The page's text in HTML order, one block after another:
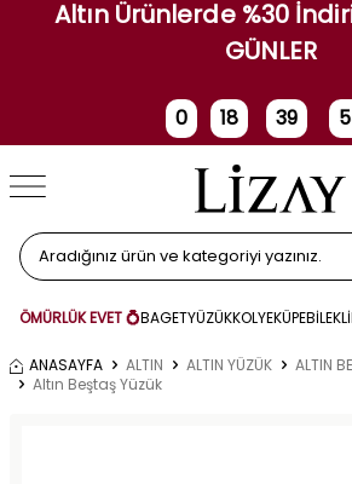
Altın Ürünlerde %30
GÜNLER
0
Gün
18
Saat
39
ÖMÜRLÜK EVET 💍BAGETYÜZÜKKOLYEKÜPE
ANASAYFA ALTIN ALTIN YÜZÜK
ALTIN
Altın Beştaş Yüzük